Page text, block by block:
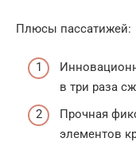
Плюсы пассатижей:
в три раза
Прочная
элементов